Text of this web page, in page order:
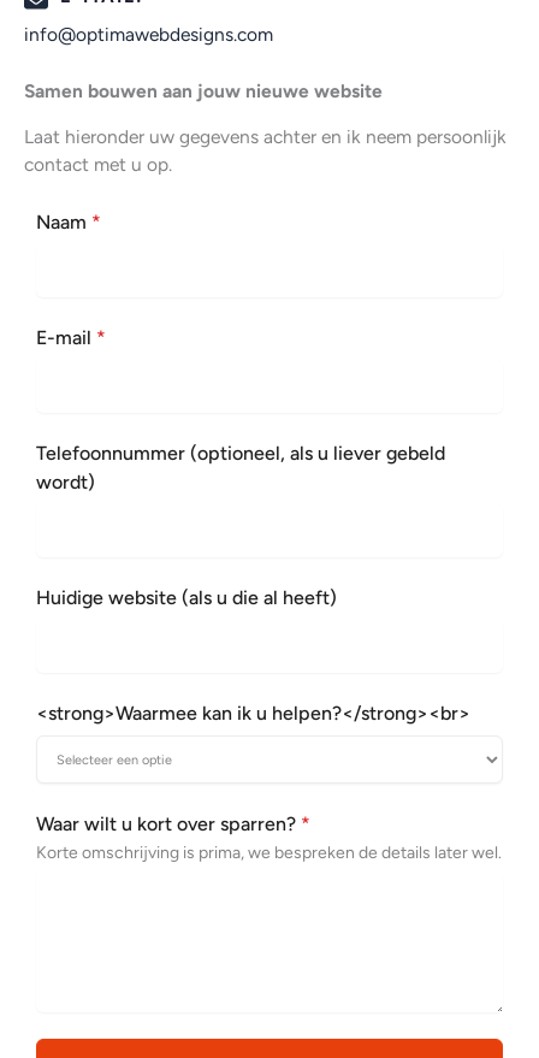
info@optimawebdesigns.com
Samen bouwen aan jouw nieuwe website
Laat hieronder uw gegevens achter en ik neem persoonlijk
contact met u op.
Naam *
E-mail *
Telefoonnummer (optioneel, als u liever gebeld
wordt)
Huidige website (als u die al heeft)
<strong>Waarmee kan ik u helpen?</strong><br>
Waar wilt u kort over sparren? *
Korte omschrijving is prima, we bespreken de details later wel.